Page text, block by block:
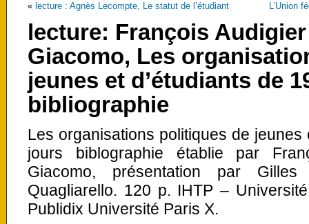
« lecture : Agnès Lecompte, Le statut de l’étudiant L’Union
lecture: François
Giacomo, Les
jeunes et d’étudiants de
bibliographie
Les organisations politiques de jeunes
jours biblographie établie par
Giacomo, présentation par
Quagliarello. 120 p. IHTP –
Publidix Université Paris X.